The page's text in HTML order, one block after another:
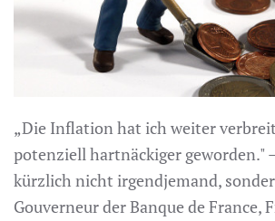
„Die Inflation hat ich weiter
potenziell hartnäckiger geworden."
kürzlich nicht irgendjemand,
Gouverneur der Banque de France,